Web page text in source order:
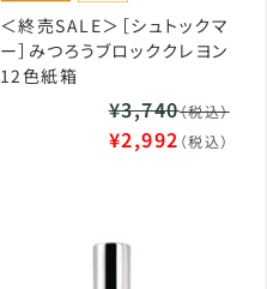
＜終売SALE＞［シュトックマ
ー］みつろうブロッククレヨン
12色紙箱
¥3,740（税込）
¥2,992 （税込）